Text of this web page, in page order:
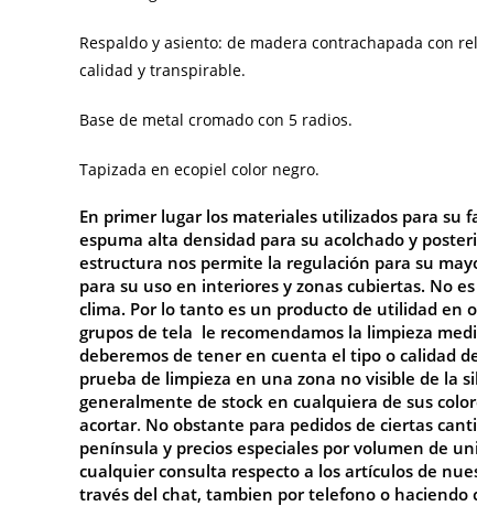
Respaldo y asiento: de madera contrachapada con
calidad y transpirable.
Base de metal cromado con 5 radios.
Tapizada en ecopiel color negro.
En primer lugar los materiales utilizados para su
espuma alta densidad para su acolchado y
estructura nos permite la regulación para su
para su uso en interiores y zonas cubiertas. No
clima. Por lo tanto es un producto de utilidad en
grupos de tela le recomendamos la limpieza
deberemos de tener en cuenta el tipo o calidad
prueba de limpieza en una zona no visible de la
generalmente de stock en cualquiera de sus
acortar. No obstante para pedidos de ciertas
península y precios especiales por volumen de
cualquier consulta respecto a los artículos de
través del chat, tambien por telefono o haciendo